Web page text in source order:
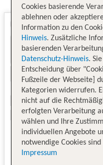
Cookies basierende
ablehnen oder
Information zu den
Hinweis. Zusätzliche
basierenden
Datenschutz-Hinweis.
Entscheidung über
Fußzeile der Webseite]
Kategorien widerrufen.
nicht auf die
erfolgten Verarbeitung
wählen und Ihre
individuellen Angebote
notwendige Cookies sind
Impressum